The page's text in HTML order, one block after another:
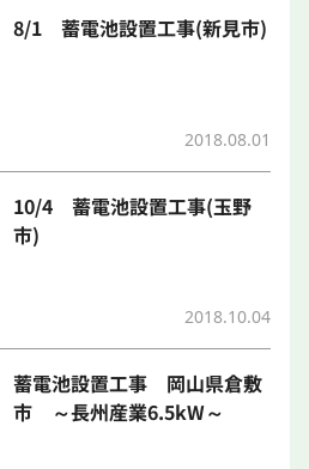
8/1 蓄電池設置工事(新見市)
2018.08.01
10/4 蓄電池設置工事(玉野
市)
2018.10.04
蓄電池設置工事 岡山県倉敷
市 ～長州産業6.5kW～